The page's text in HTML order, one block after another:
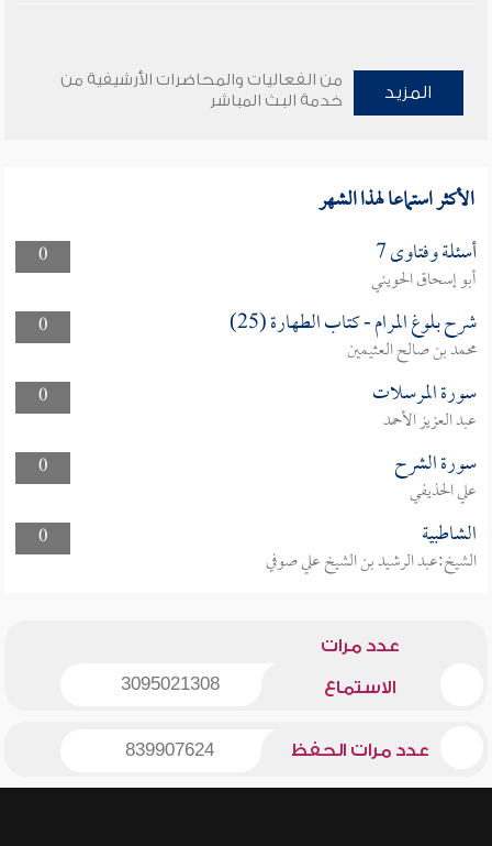
المزيد
من الفعاليات والمحاضرات الأرشيفية من
خدمة البث المباشر
الأكثر استماعا لهذا الشهر
0 أسئلة وفتاوى 7
أبو إسحاق الحويني
0
شرح بلوغ المرام - كتاب الطهارة (25)
محمد بن صالح العثيمين
0
سورة المرسلات
عبد العزيز الأحمد
0
سورة الشرح
علي الحذيفي
0
الشاطبية
الشيخ:عبد الرشيد بن الشيخ علي صوفي
عدد مرات
الاستماع 3095021308
عدد مرات الحفظ 839907624